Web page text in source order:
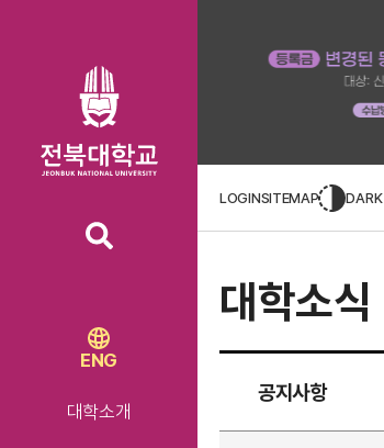
ENG
대학소개
LOGINSITEMAP DARK
대학소식
공지사항